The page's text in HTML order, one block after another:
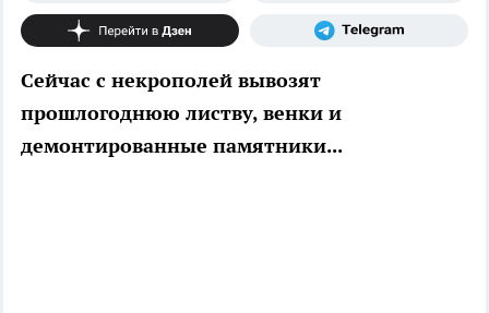
Сейчас с некрополей вывозят
прошлогоднюю листву, венки и
демонтированные памятники...